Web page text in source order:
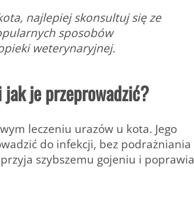
najlepiej skonsultuj się ze
sposobów
weterynaryjnej.
je przeprowadzić?
leczeniu urazów u kota. Jego
do infekcji, bez podrażniania
szybszemu gojeniu i poprawia